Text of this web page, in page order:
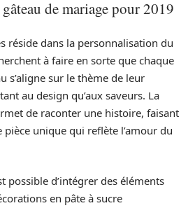
de mariage pour 2019
réside dans la personnalisation du
à faire en sorte que chaque
s’aligne sur le thème de leur
au design qu’aux saveurs. La
de raconter une histoire, faisant
pièce unique qui reflète l’amour du
possible d’intégrer des éléments
en pâte à sucre